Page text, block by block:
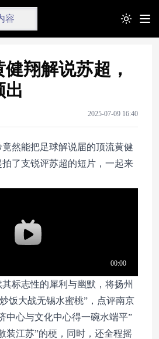
Toggle
翔解说苏超，
出
2025-07-09 16:40
然能把足球解说届的顶流黄健
了支锐评苏超的短片，一起来
标志性的犀利与幽默，将扬州
饭大战无锡水蜜桃”，点评南京
中心与文化中心得一碗水端平”
装江苏”的梗，同时，还全程摇